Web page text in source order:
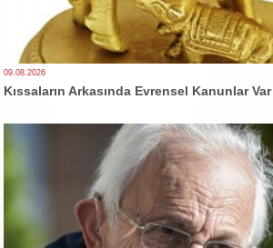
09.08.2026
Kıssaların Arkasında Evrensel Kanunlar Var